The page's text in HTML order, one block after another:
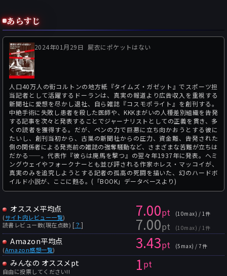
あらすじ
2024年01月29日 屍衣にポケットはない
人口40万人の街コルトンの地方紙『タイムズ・ガゼット』でスポーツ担
当記者として活躍するドーランは、真実の報道より広告収入を重視する
新聞社に愛想を尽かし退社、自ら雑誌『コスモポライト』を創刊する。
中絶手術に失敗し患者を殺した医師や、KKKまがいの人種差別組織を告発
する記事を次々と発表することでジャーナリストとしての正義を貫き、多
くの読者を獲得する。だが、ペンの力で巨悪に立ち向かおうとする彼に
たいし、創刊当初から、古巣の新聞社からの圧力、資金難、告発された
側の関係者による発売前の雑誌の強奪騒動など、さまざまな苦難が立ちは
だかる――。代表作『彼らは廃馬を撃つ』の翌々年1937年に発表。ヘミ
ングウェイやフォークナーとも並び評される作家ホレス・マッコイが、
真実のみを追究しようとする記者の孤高の死闘を描いた、幻のハードボ
イルド小説が、ここに甦る。(「BOOK」データベースより)
オススメ平均点
(サイト内レビュー一覧)
読書レビュー数(現在点数) [？ ]
7.00pt (10max) / 1件
7.00pt (10max) / 1件
Amazon平均点
(Amazon感想一覧) 3.43pt (5max) / 7件
みんなの オススメpt
自由に投票してください!! 1pt